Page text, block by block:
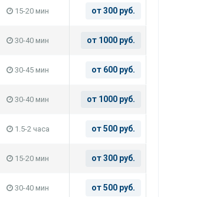
15-20 мин от 300 руб.
30-40 мин от 1000 руб.
30-45 мин от 600 руб.
30-40 мин от 1000 руб.
1.5-2 часа от 500 руб.
15-20 мин от 300 руб.
30-40 мин от 500 руб.